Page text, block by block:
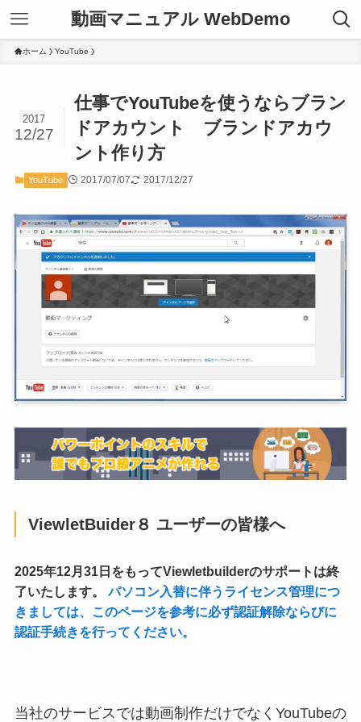
動画マニュアル WebDemo
ホーム YouTube
仕事でYouTubeを使うならブラン
ドアカウント ブランドアカウ
ント作り方
2017
12/27
YouTube 2017/07/07 2017/12/27
ViewletBuider８ ユーザーの皆様へ
2025年12月31日をもってViewletbuilderのサポートは終
了いたします。
パソコン入替に伴うライセンス管理につ
きましては、このページを参考に必ず認証解除ならびに
認証手続きを行ってください。
当社のサービスでは動画制作だけでなくYouTubeの